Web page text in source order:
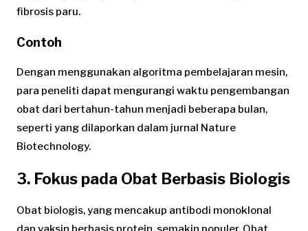
fibrosis paru.
Contoh
Dengan menggunakan algoritma pembelajaran mesin,
para peneliti dapat mengurangi waktu pengembangan
obat dari bertahun-tahun menjadi beberapa bulan,
seperti yang dilaporkan dalam jurnal Nature
Biotechnology.
3. Fokus pada Obat Berbasis Biologis
Obat biologis, yang mencakup antibodi monoklonal